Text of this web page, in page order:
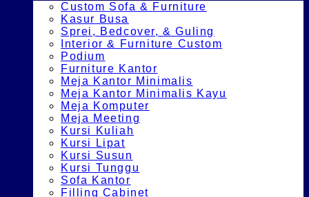
Custom Sofa & Furniture
Kasur Busa
Sprei, Bedcover, & Guling
Interior & Furniture Custom
Podium
Furniture Kantor
Meja Kantor Minimalis
Meja Kantor Minimalis Kayu
Meja Komputer
Meja Meeting
Kursi Kuliah
Kursi Lipat
Kursi Susun
Kursi Tunggu
Sofa Kantor
Filling Cabinet